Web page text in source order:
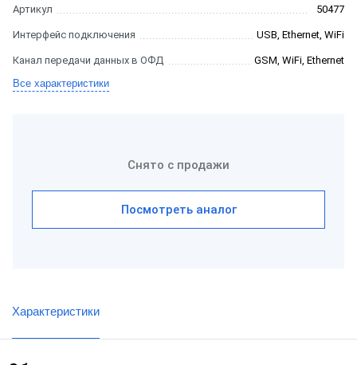
Артикул 50477
Интерфейс подключения USB, Ethernet, WiFi
Канал передачи данных в ОФД
GSM, WiFi, Ethernet
Все характеристики
Снято с продажи
Посмотреть аналог
Характеристики